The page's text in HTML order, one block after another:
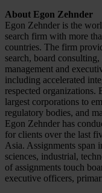
About Egon Zehnder
Egon Zehnder is the
search firm with more
countries. The firm
search, board
management and
including accelerated
respected organizations.
largest corporations to
regulatory bodies, and
Egon Zehnder has
for clients over the last
Asia. Assignments span
sciences, industrial,
of assignments touch
executive officers,